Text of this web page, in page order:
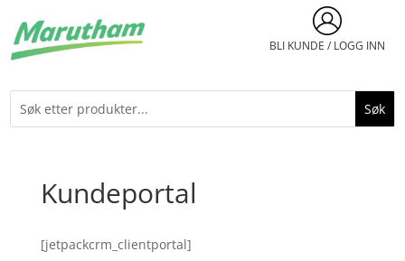
BLI KUNDE / LOGG INN
Kundeportal
[jetpackcrm_clientportal]